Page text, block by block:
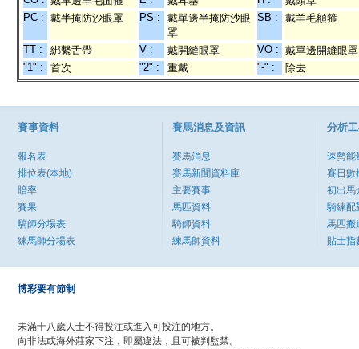
PC : 戴半掩防沙眼罩 PS :
戴單邊半掩防沙眼
罩
SB : 戴羊毛額箍
TT : 綁繫舌帶 V : 戴開縫眼罩 VO : 戴單邊開縫眼罩
"1" :
首次 "2" : 重戴 "-" : 除去
賽事資料
報名表
排位表(本地)
賠率
賽果
騎師分場表
練馬師分場表
賽馬消息及資訊
賽馬消息
賽馬新聞資料庫
主要賽事
馬匹資料
騎師資料
練馬師資料
分析
速勢能
賽日數
初出馬
騎練配
馬匹搬
貼士指
博彩要有節制
未滿十八歲人士不得投注或進入可投注的地方。
向非法或海外莊家下注，即屬違法，且可被判監禁。